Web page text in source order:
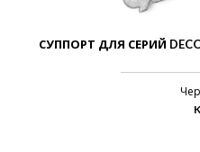
СУППОРТ ДЛЯ СЕРИЙ DECO,